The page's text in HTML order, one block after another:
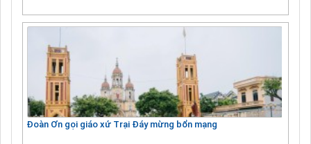
Đoàn Ơn gọi giáo xứ Trại Đáy mừng bổn mạng